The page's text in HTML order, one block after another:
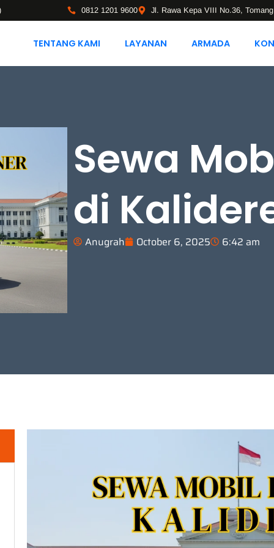
0812 1201 9600 Jl. Rawa Kepa VIII No.36, Tomang
TENTANG KAMI LAYANAN ARMADA
Sewa
di
Anugrah October 6, 2025 6:42 am